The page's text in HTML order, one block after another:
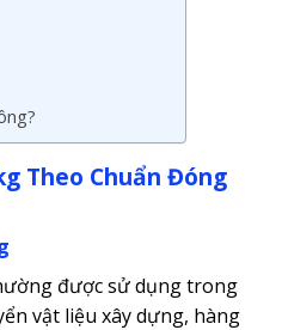
Theo Chuẩn Đóng
được sử dụng trong
vật liệu xây dựng, hàng